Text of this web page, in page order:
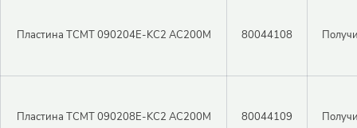
Пластина TCMT 090204E-KC2 AC200M 80044108
Пластина TCMT 090208E-KC2 AC200M 80044109